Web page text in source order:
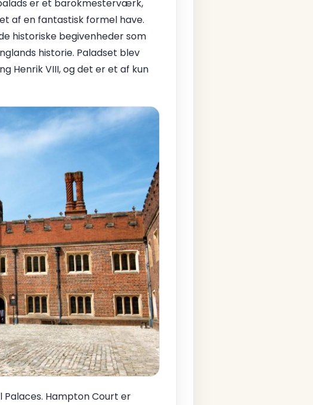
er et barokmesterværk,
af en fantastisk formel have.
historiske begivenheder som
historie. Paladset blev
Henrik VIII, og det er et af kun
Palaces. Hampton Court er